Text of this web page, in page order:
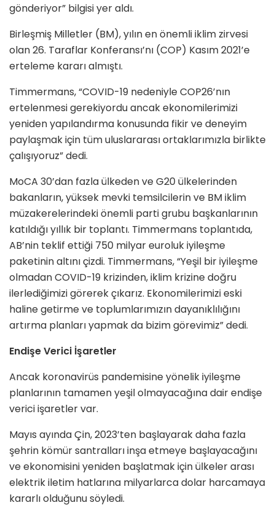
gönderiyor” bilgisi yer aldı.
Birleşmiş Milletler (BM), yılın en önemli iklim zirvesi
olan 26. Taraflar Konferansı’nı (COP) Kasım 2021’e
erteleme kararı almıştı.
Timmermans, “COVID-19 nedeniyle COP26’nın
ertelenmesi gerekiyordu ancak ekonomilerimizi
yeniden yapılandırma konusunda fikir ve deneyim
paylaşmak için tüm uluslararası ortaklarımızla birlikte
çalışıyoruz” dedi.
MoCA 30’dan fazla ülkeden ve G20 ülkelerinden
bakanların, yüksek mevki temsilcilerin ve BM iklim
müzakerelerindeki önemli parti grubu başkanlarının
katıldığı yıllık bir toplantı. Timmermans toplantıda,
AB’nin teklif ettiği 750 milyar euroluk iyileşme
paketinin altını çizdi. Timmermans, “Yeşil bir iyileşme
olmadan COVID-19 krizinden, iklim krizine doğru
ilerlediğimizi görerek çıkarız. Ekonomilerimizi eski
haline getirme ve toplumlarımızın dayanıklılığını
artırma planları yapmak da bizim görevimiz” dedi.
Endişe Verici İşaretler
Ancak koronavirüs pandemisine yönelik iyileşme
planlarının tamamen yeşil olmayacağına dair endişe
verici işaretler var.
Mayıs ayında Çin, 2023’ten başlayarak daha fazla
şehrin kömür santralları inşa etmeye başlayacağını
ve ekonomisini yeniden başlatmak için ülkeler arası
elektrik iletim hatlarına milyarlarca dolar harcamaya
kararlı olduğunu söyledi.